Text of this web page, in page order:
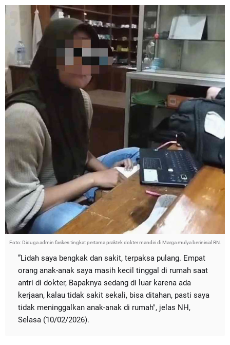
Foto: Diduga ‎admin faskes tingkat pertama praktek dokter mandiri di Marga mulya berinisial RN.
”Lidah saya bengkak dan sakit, terpaksa pulang. Empat
orang anak-anak saya masih kecil tinggal di rumah saat
antri di dokter, Bapaknya sedang di luar karena ada
kerjaan, kalau tidak sakit sekali, bisa ditahan, pasti saya
tidak meninggalkan anak-anak di rumah", jelas NH,
Selasa (10/02/2026).